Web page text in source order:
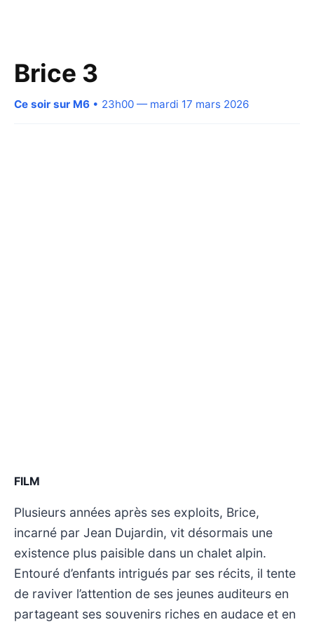
Brice 3
Ce soir sur M6 • 23h00 — mardi 17 mars 2026
FILM
Plusieurs années après ses exploits, Brice,
incarné par Jean Dujardin, vit désormais une
existence plus paisible dans un chalet alpin.
Entouré d’enfants intrigués par ses récits, il tente
de raviver l’attention de ses jeunes auditeurs en
partageant ses souvenirs riches en audace et en